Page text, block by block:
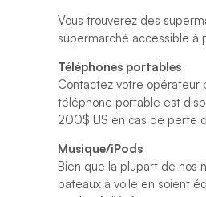
Vous trouverez des
supermarché accessible à
Téléphones portables
Contactez votre opérateur
téléphone portable est
200$ US en cas de perte
Musique/iPods
Bien que la plupart de nos
bateaux à voile en soient